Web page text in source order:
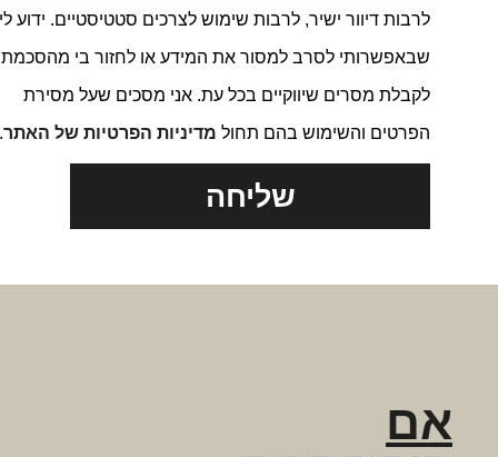
לרבות דיוור ישיר, לרבות שימוש לצרכים סטטיסטיים. ידוע לי
שבאפשרותי לסרב למסור את המידע או לחזור בי מהסכמתי
לקבלת מסרים שיווקיים בכל עת. אני מסכים שעל מסירת
הפרטים והשימוש בהם תחולמדיניות הפרטיות של האתר.
שליחה
אם